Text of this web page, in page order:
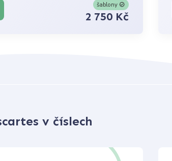
šablony
2 750 Kč
v číslech